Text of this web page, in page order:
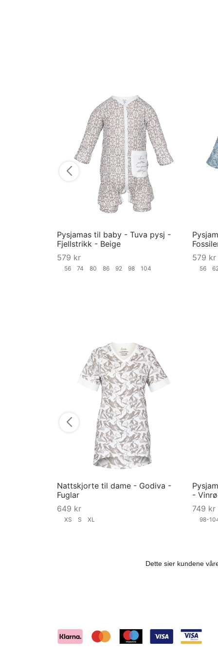
Pysjamas til baby - Tuva pysj -
Fjellstrikk - Beige
579 kr
56 74 80 86 92 98 104
579 kr
56
Nattskjorte til dame - Godiva -
Fuglar
649 kr
XS S XL
-
749 kr
98-